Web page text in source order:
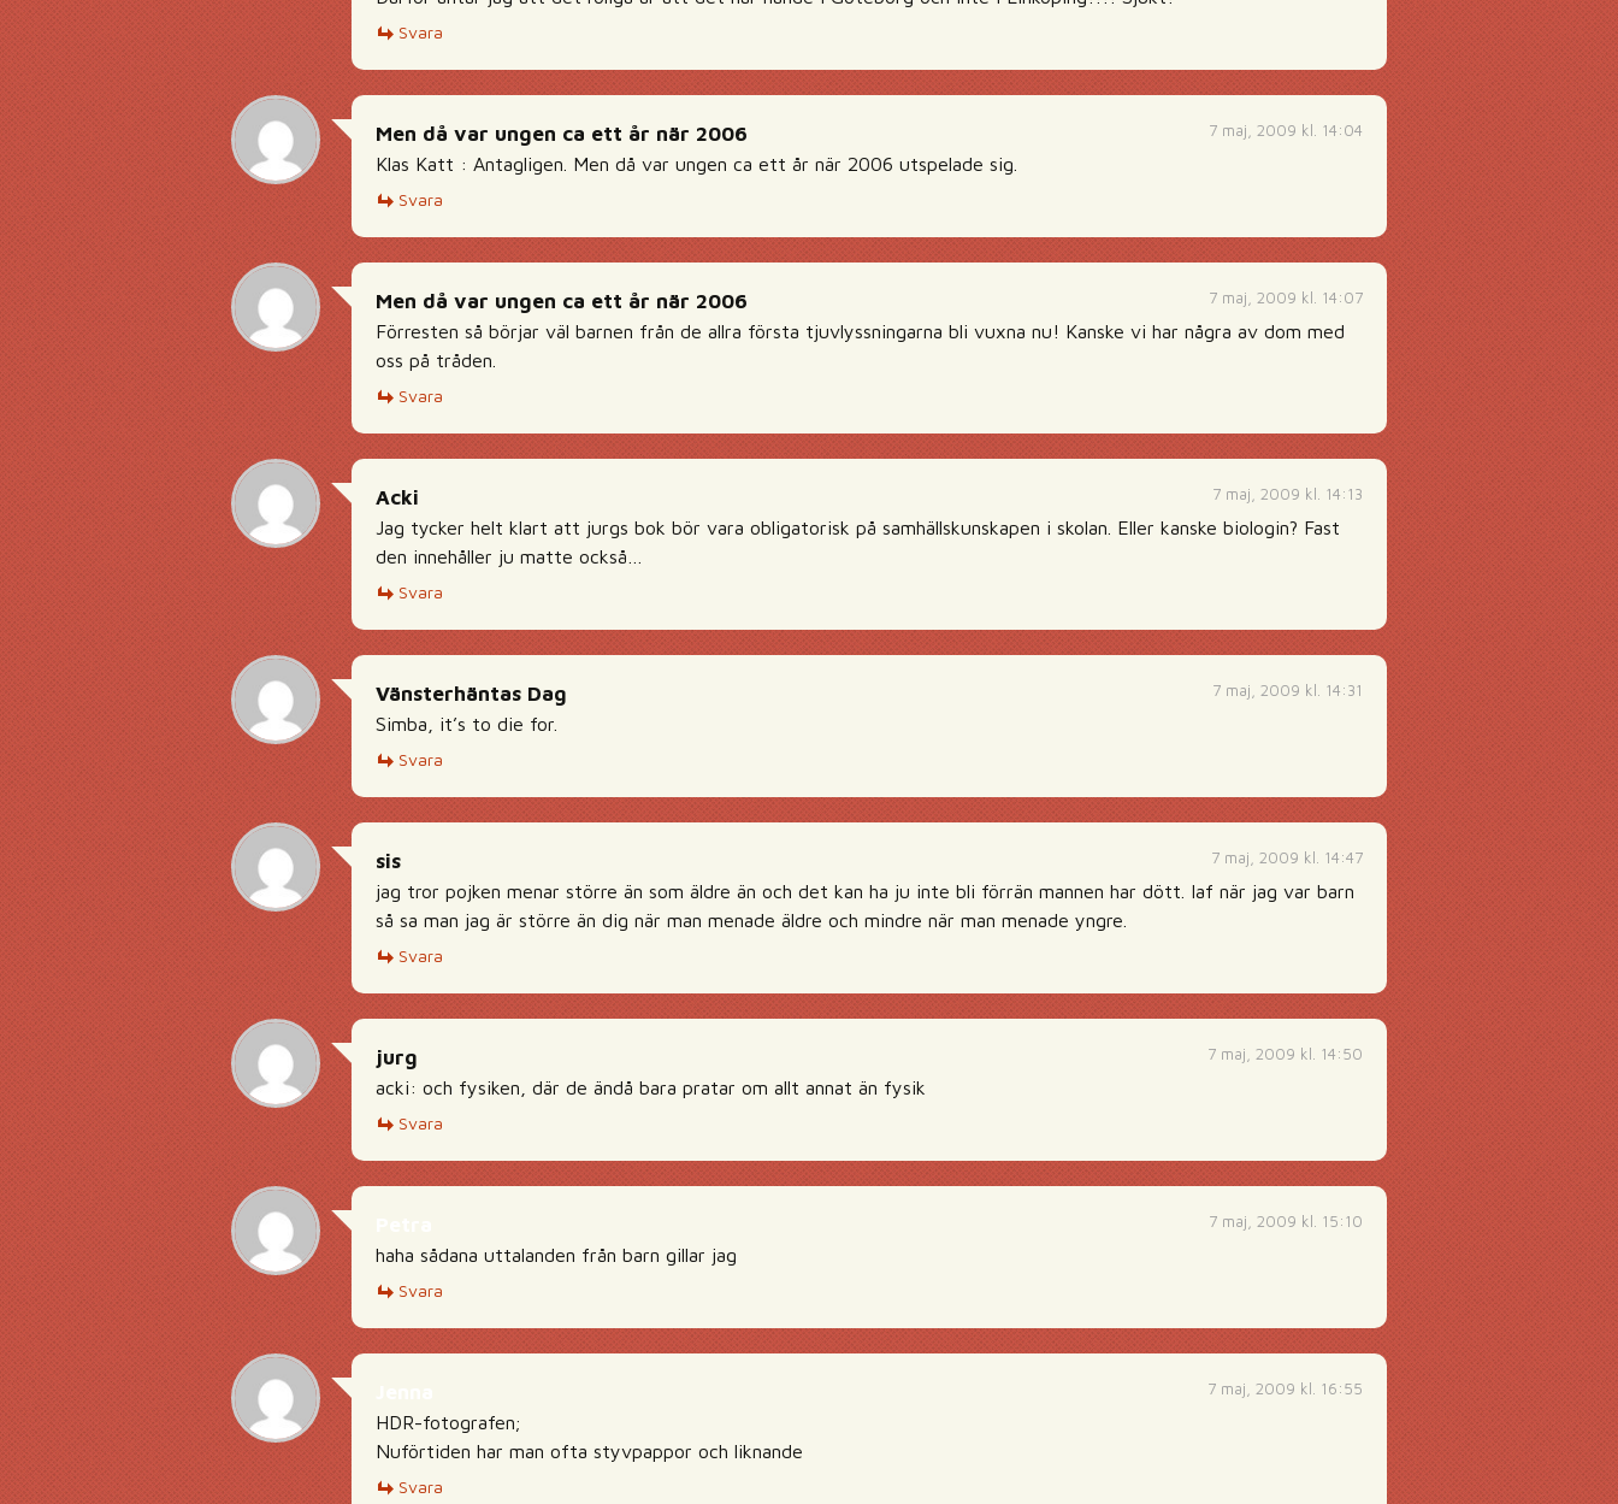
Svara
7 maj, 2009 kl. 14:04
Men då var ungen ca ett år när 2006
Klas Katt : Antagligen. Men då var ungen ca ett år när 2006 utspelade sig.
Svara
7 maj, 2009 kl. 14:07
Men då var ungen ca ett år när 2006
Förresten så börjar väl barnen från de allra första tjuvlyssningarna bli vuxna nu! Kanske vi har några av dom med
oss på tråden.
Svara
7 maj, 2009 kl. 14:13
Acki
Jag tycker helt klart att jurgs bok bör vara obligatorisk på samhällskunskapen i skolan. Eller kanske biologin? Fast
den innehåller ju matte också…
Svara
7 maj, 2009 kl. 14:31
Vänsterhäntas Dag
Simba, it’s to die for.
Svara
7 maj, 2009 kl. 14:47
sis
jag tror pojken menar större än som äldre än och det kan ha ju inte bli förrän mannen har dött. Iaf när jag var barn
så sa man jag är större än dig när man menade äldre och mindre när man menade yngre.
Svara
7 maj, 2009 kl. 14:50
jurg
acki: och fysiken, där de ändå bara pratar om allt annat än fysik
Svara
7 maj, 2009 kl. 15:10
haha sådana uttalanden från barn gillar jag
Svara
7 maj, 2009 kl. 16:55
HDR-fotografen;
Nuförtiden har man ofta styvpappor och liknande
Svara